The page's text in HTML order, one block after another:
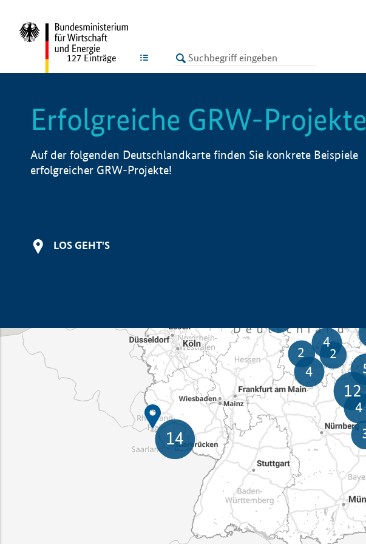
LISTE
127 Einträge
Erfolgreiche GRW-Projekte
Auf der folgenden Deutschlandkarte finden Sie konkrete Beispiele
erfolgreicher GRW-Projekte!
LOS GEHT'S